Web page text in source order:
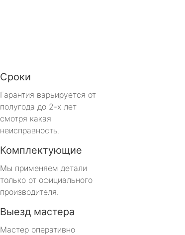
Сроки
Гарантия варьируется от
полугода до 2-х лет
смотря какая
неисправность.
Комплектующие
Мы применяем детали
только от официального
производителя.
Выезд мастера
Мастер оперативно